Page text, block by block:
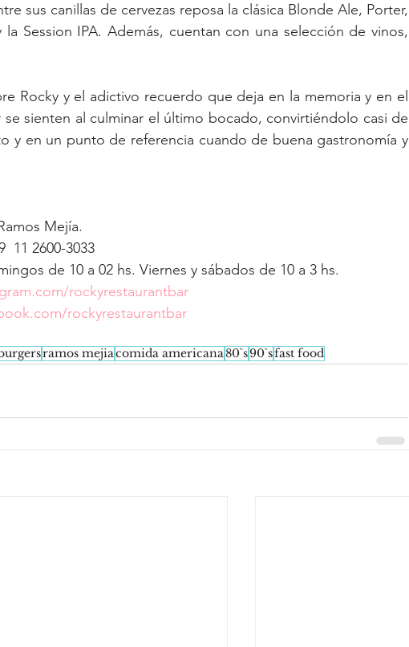
sus canillas de cervezas reposa la clásica Blonde Ale, Porter,
Session IPA. Además, cuentan con una selección de vinos,
Rocky y el adictivo recuerdo que deja en la memoria y en el
se sienten al culminar el último bocado, convirtiéndolo casi de
y en un punto de referencia cuando de buena gastronomía y
Mejía.
11 2600-3033
de 10 a 02 hs. Viernes y sábados de 10 a 3 hs.
rockyrestaurantbar
rockyrestaurantbar
ramos mejiacomida americana80`s90`sfast food